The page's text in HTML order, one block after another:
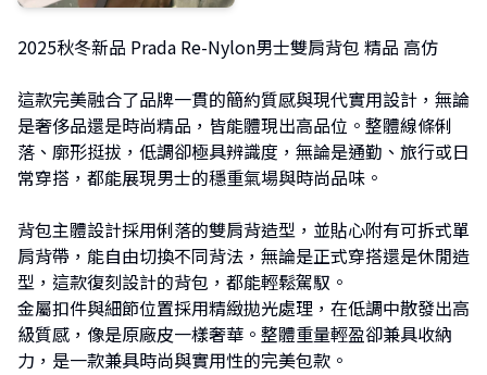
2025秋冬新品 Prada Re-Nylon男士雙肩背包 精品 高仿
這款完美融合了品牌一貫的簡約質感與現代實用設計，無論
是奢侈品還是時尚精品，皆能體現出高品位。整體線條俐
落、廓形挺拔，低調卻極具辨識度，無論是通勤、旅行或日
常穿搭，都能展現男士的穩重氣場與時尚品味。
背包主體設計採用俐落的雙肩背造型，並貼心附有可拆式單
肩背帶，能自由切換不同背法，無論是正式穿搭還是休閒造
型，這款復刻設計的背包，都能輕鬆駕馭。
金屬扣件與細節位置採用精緻拋光處理，在低調中散發出高
級質感，像是原廠皮一樣奢華。整體重量輕盈卻兼具收納
力，是一款兼具時尚與實用性的完美包款。